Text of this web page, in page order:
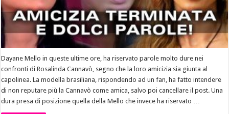
Dayane Mello in queste ultime ore, ha riservato parole molto dure nei
confronti di Rosalinda Cannavò, segno che la loro amicizia sia giunta al
capolinea. La modella brasiliana, rispondendo ad un fan, ha fatto intendere
di non reputare più la Cannavò come amica, salvo poi cancellare il post. Una
dura presa di posizione quella della Mello che invece ha riservato …